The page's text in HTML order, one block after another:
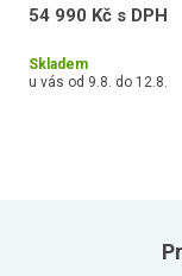
54 990 Kč s DPH
Skladem
u vás od 9.8. do 12.8.